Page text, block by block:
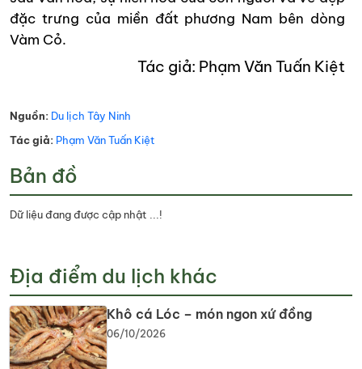
đặc trưng của miền đất phương Nam bên dòng
Vàm Cỏ.
Tác giả: Phạm Văn Tuấn Kiệt
Nguồn: Du lịch Tây Ninh
Tác giả: Phạm Văn Tuấn Kiệt
Bản đồ
Dữ liệu đang được cập nhật ...!
Địa điểm du lịch khác
Khô cá Lóc – món ngon xứ đồng
06/10/2026